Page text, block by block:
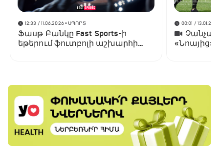
12:33 / 11.06.2026• ՍՊՈՐՏ
Ֆասթ Բանկը Fast Sports-ի
եթերում ֆուտբոլի աշխարհի
00:01 /
«Նոայից»